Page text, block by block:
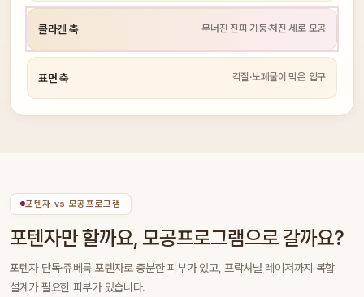
콜라겐 축 무너진 진피 기둥·처진 세로 모공
표면 축 각질·노폐물이 막은 입구
포텐자 vs 모공프로그램
포텐자만 할까요, 모공프로그램으로 갈까요?
포텐자 단독·쥬베룩 포텐자로 충분한 피부가 있고, 프락셔널 레이저까지 복합
설계가 필요한 피부가 있습니다.